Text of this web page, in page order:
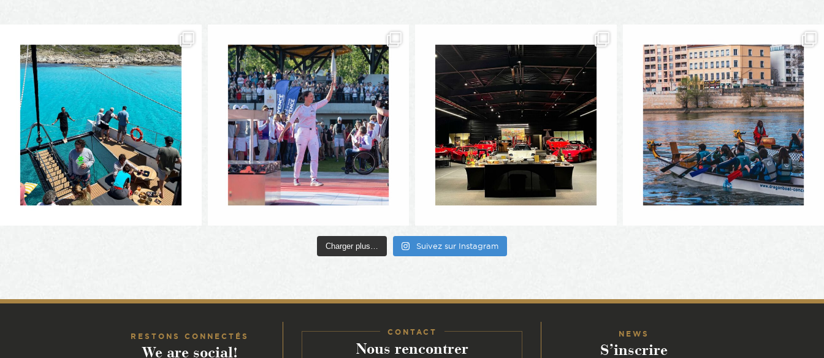
Charger plus… Suivez sur Instagram
RESTONS CONNECTÉS
We are social!
CONTACT
Nous rencontrer
NEWS
S’inscrire